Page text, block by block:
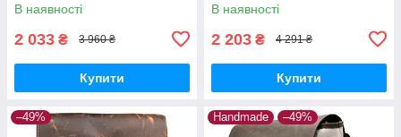
В наявності
2 033 ₴ 3 960 ₴
Купити
В наявності
2 203 ₴ 4 291 ₴
Купити
–49% Handmade –49%